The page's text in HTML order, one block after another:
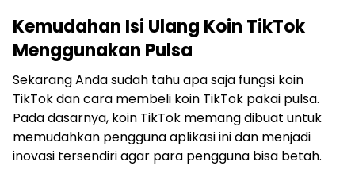
Kemudahan Isi Ulang Koin TikTok
Menggunakan Pulsa
Sekarang Anda sudah tahu apa saja fungsi koin
TikTok dan cara membeli koin TikTok pakai pulsa.
Pada dasarnya, koin TikTok memang dibuat untuk
memudahkan pengguna aplikasi ini dan menjadi
inovasi tersendiri agar para pengguna bisa betah.